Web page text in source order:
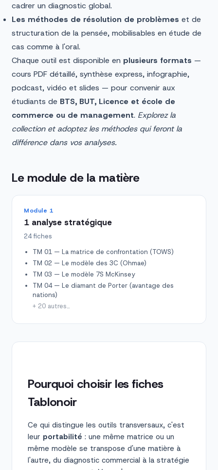
cadrer un diagnostic global.
Les méthodes de résolution de problèmes et de
structuration de la pensée, mobilisables en étude de
cas comme à l'oral.
Chaque outil est disponible en plusieurs formats —
cours PDF détaillé, synthèse express, infographie,
podcast, vidéo et slides — pour convenir aux
étudiants de BTS, BUT, Licence et école de
commerce ou de management. Explorez la
collection et adoptez les méthodes qui feront la
différence dans vos analyses.
Le module de la matière
Module 1
1 analyse stratégique
24 fiches
TM 01 — La matrice de confrontation (TOWS)
TM 02 — Le modèle des 3C (Ohmae)
TM 03 — Le modèle 7S McKinsey
TM 04 — Le diamant de Porter (avantage des
nations)
+ 20 autres…
Pourquoi choisir les fiches
Tablonoir
Ce qui distingue les outils transversaux, c'est
leur portabilité : une même matrice ou un
même modèle se transpose d'une matière à
l'autre, du diagnostic commercial à la stratégie